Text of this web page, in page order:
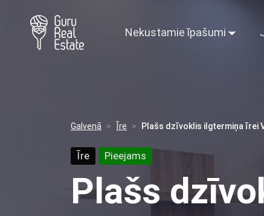
Nekustamie īpašumi
Galvenā Īre Plašs dzīvoklis ilgtermiņa īrei
Īre Pieejams
Plašs